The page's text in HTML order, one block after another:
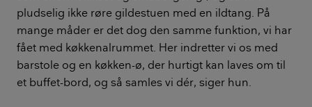
pludselig ikke røre gildestuen med en ildtang. På
mange måder er det dog den samme funktion, vi har
fået med køkkenalrummet. Her indretter vi os med
barstole og en køkken-ø, der hurtigt kan laves om til
et buffet-bord, og så samles vi dér, siger hun.